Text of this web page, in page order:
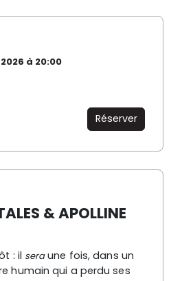
à 20:00
Réserver
& APOLLINE
: il seraune fois, dans un
humain qui a perdu ses